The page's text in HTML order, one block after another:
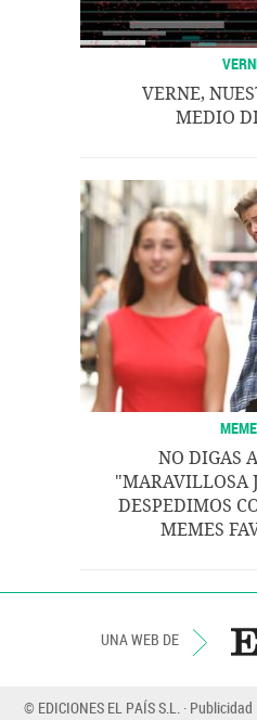
VERNE,
MEDIO
NO DIGAS
"MARAVILLOSA
DESPEDIMOS
MEMES
UNA WEB DE
© EDICIONES EL PAÍS S.L. Publicidad